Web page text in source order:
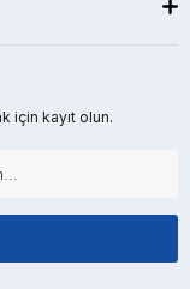
için kayıt olun.